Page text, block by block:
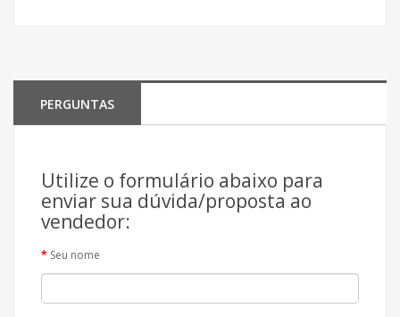
PERGUNTAS
Utilize o formulário abaixo para
enviar sua dúvida/proposta ao
vendedor:
Seu nome